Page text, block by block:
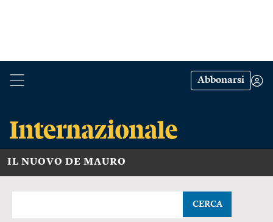
Abbonarsi
IL NUOVO DE MAURO
CERCA